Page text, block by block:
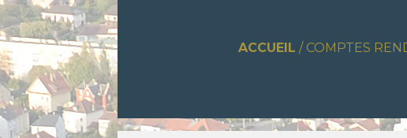
ACCUEIL / COMPTES